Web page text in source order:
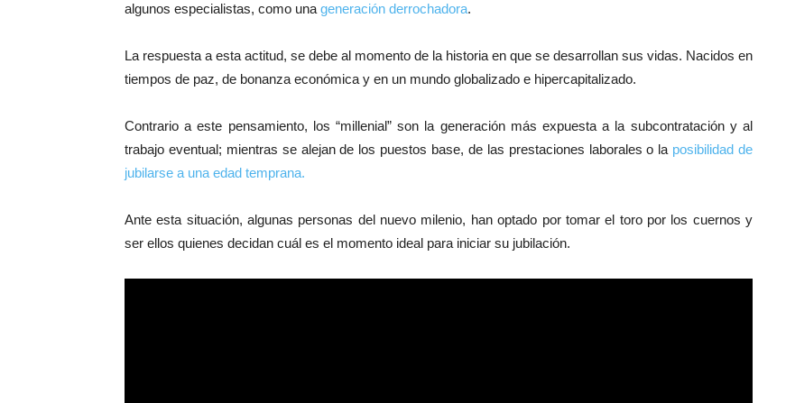
algunos especialistas, como una generación derrochadora.
La respuesta a esta actitud, se debe al momento de la historia en que se desarrollan sus vidas. Nacidos en
tiempos de paz, de bonanza económica y en un mundo globalizado e hipercapitalizado.
Contrario a este pensamiento, los “millenial” son la generación más expuesta a la subcontratación y al
trabajo eventual; mientras se alejan de los puestos base, de las prestaciones laborales o la posibilidad de
jubilarse a una edad temprana.
Ante esta situación, algunas personas del nuevo milenio, han optado por tomar el toro por los cuernos y
ser ellos quienes decidan cuál es el momento ideal para iniciar su jubilación.